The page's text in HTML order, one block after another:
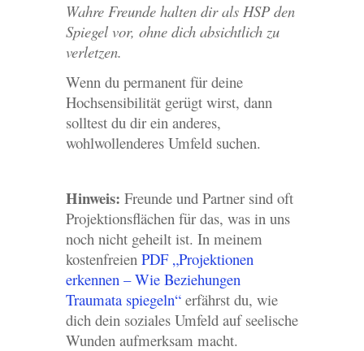
Wahre Freunde halten dir als HSP den
Spiegel vor, ohne dich absichtlich zu
verletzen.
Wenn du permanent für deine
Hochsensibilität gerügt wirst, dann
solltest du dir ein anderes,
wohlwollenderes Umfeld suchen.
Hinweis: Freunde und Partner sind oft
Projektionsflächen für das, was in uns
noch nicht geheilt ist. In meinem
kostenfreien PDF „Projektionen
erkennen – Wie Beziehungen
Traumata spiegeln“erfährst du, wie
dich dein soziales Umfeld auf seelische
Wunden aufmerksam macht.